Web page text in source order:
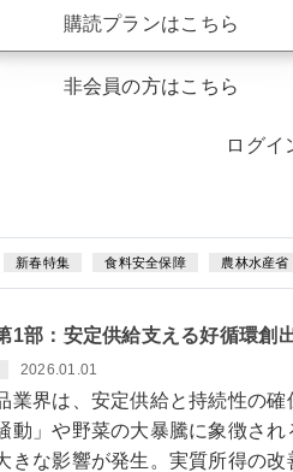
購読プランはこちら
非会員の方はこちら
ログイ
新春特集 食料安全保障 農林水産省
1部：安定供給支える好循環
2026.01.01
界は、安定供給と持続性の確
動」や野菜の大暴騰に象徴さ
きな影響が発生。実質所得の